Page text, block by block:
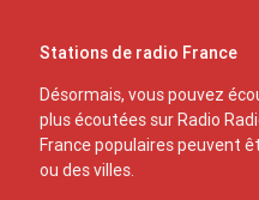
Stations de radio France
Désormais, vous pouvez
plus écoutées sur Radio
France populaires peuvent
ou des villes.